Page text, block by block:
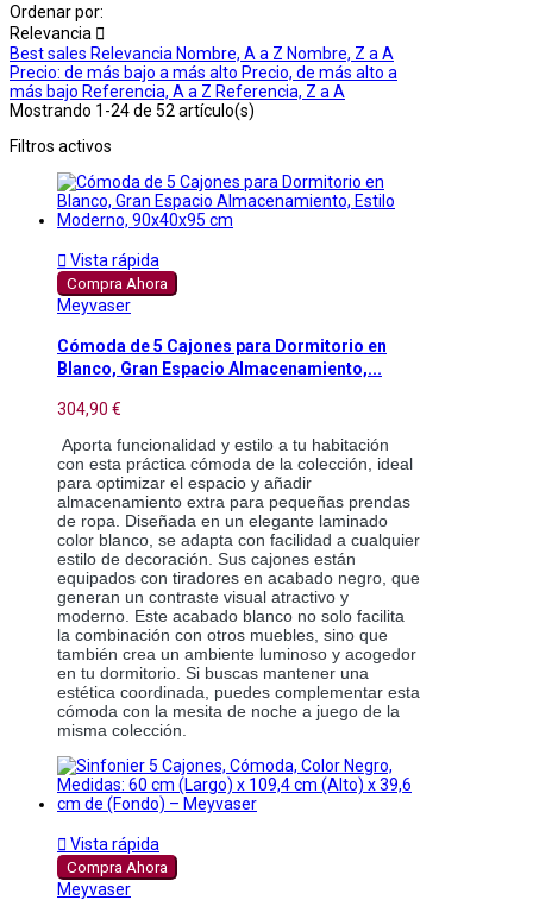
Ordenar por:
Relevancia 
Best sales Relevancia Nombre, A a Z Nombre, Z a A
Precio: de más bajo a más alto Precio, de más alto a
más bajo Referencia, A a Z Referencia, Z a A
Mostrando 1-24 de 52 artículo(s)
Filtros activos
 Vista rápida
Compra Ahora
Meyvaser
Cómoda de 5 Cajones para Dormitorio en
Blanco, Gran Espacio Almacenamiento,...
304,90 €
Aporta funcionalidad y estilo a tu habitación
con esta práctica cómoda de la colección, ideal
para optimizar el espacio y añadir
almacenamiento extra para pequeñas prendas
de ropa. Diseñada en un elegante laminado
color blanco, se adapta con facilidad a cualquier
estilo de decoración. Sus cajones están
equipados con tiradores en acabado negro, que
generan un contraste visual atractivo y
moderno. Este acabado blanco no solo facilita
la combinación con otros muebles, sino que
también crea un ambiente luminoso y acogedor
en tu dormitorio. Si buscas mantener una
estética coordinada, puedes complementar esta
cómoda con la mesita de noche a juego de la
misma colección.
 Vista rápida
Compra Ahora
Meyvaser